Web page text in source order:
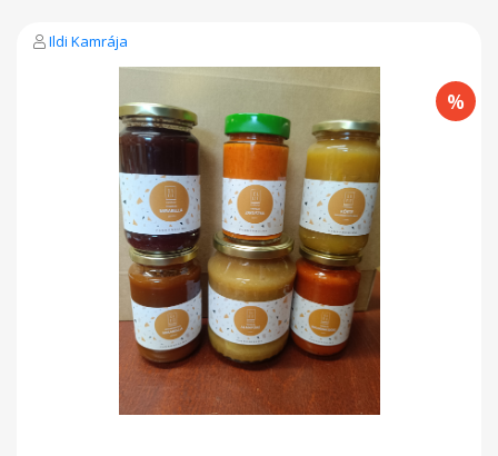
Ildi Kamrája